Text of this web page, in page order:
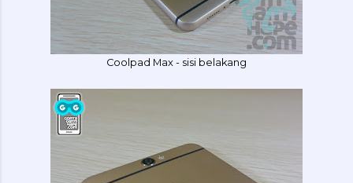
Coolpad Max - sisi belakang